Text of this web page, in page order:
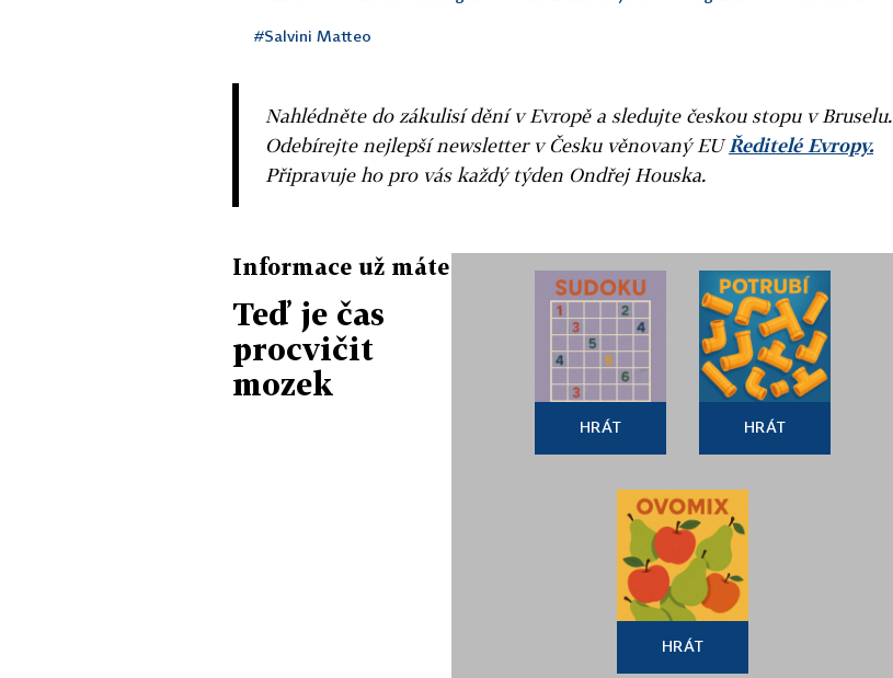
#Salvini Matteo
Nahlédněte do zákulisí dění v Evropě a sledujte českou stopu v Bruselu.
Odebírejte nejlepší newsletter v Česku věnovaný EUŘeditelé Evropy.
Připravuje ho pro vás každý týden Ondřej Houska.
Informace už máte
Teď je čas
procvičit
mozek
HRÁT HRÁT
HRÁT